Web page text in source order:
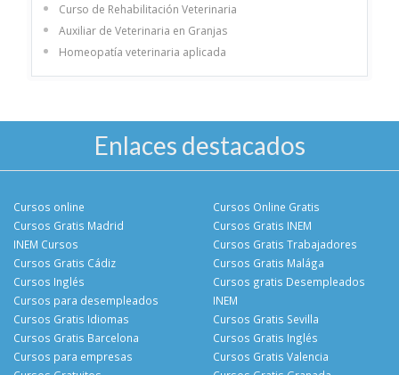
Curso de Rehabilitación Veterinaria
Auxiliar de Veterinaria en Granjas
Homeopatía veterinaria aplicada
Enlaces destacados
Cursos online
Cursos Gratis Madrid
INEM Cursos
Cursos Gratis Cádiz
Cursos Online Gratis
Cursos Gratis INEM
Cursos Gratis Trabajadores
Cursos Gratis Malága
Cursos Inglés
Cursos para desempleados
Cursos Gratis Idiomas
Cursos Gratis Barcelona
Cursos gratis Desempleados
INEM
Cursos Gratis Sevilla
Cursos Gratis Inglés
Cursos para empresas
Cursos Gratis Valencia